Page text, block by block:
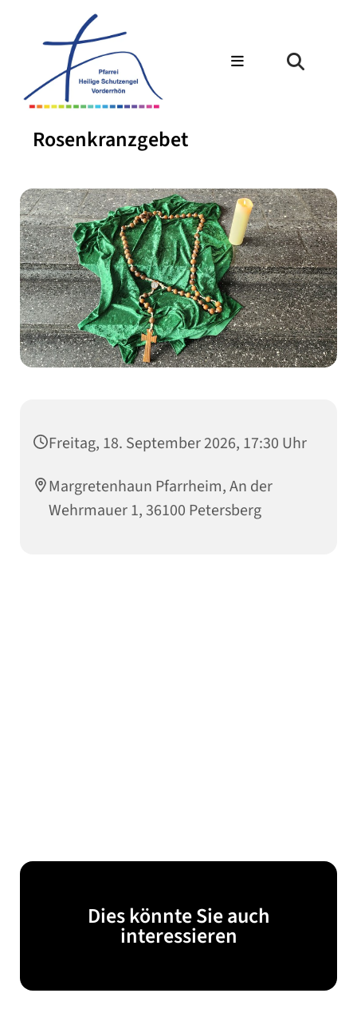
Rosenkranzgebet
Freitag, 18. September 2026, 17:30 Uhr
Margretenhaun Pfarrheim, An der
Wehrmauer 1, 36100 Petersberg
Dies könnte Sie auch
interessieren